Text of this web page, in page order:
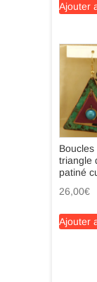
Ajouter
Boucles
triangle
patiné
26,00€
Ajouter